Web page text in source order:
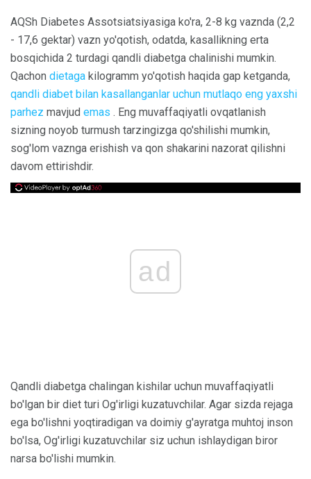
AQSh Diabetes Assotsiatsiyasiga ko'ra, 2-8 kg vaznda (2,2
- 17,6 gektar) vazn yo'qotish, odatda, kasallikning erta
bosqichida 2 turdagi qandli diabetga chalinishi mumkin.
Qachon dietaga kilogramm yo'qotish haqida gap ketganda,
qandli diabet bilan kasallanganlar uchun mutlaqo eng yaxshi
parhez mavjud emas . Eng muvaffaqiyatli ovqatlanish
sizning noyob turmush tarzingizga qo'shilishi mumkin,
sog'lom vaznga erishish va qon shakarini nazorat qilishni
davom ettirishdir.
ad
Qandli diabetga chalingan kishilar uchun muvaffaqiyatli
bo'lgan bir diet turi Og'irligi kuzatuvchilar. Agar sizda rejaga
ega bo'lishni yoqtiradigan va doimiy g'ayratga muhtoj inson
bo'lsa, Og'irligi kuzatuvchilar siz uchun ishlaydigan biror
narsa bo'lishi mumkin.